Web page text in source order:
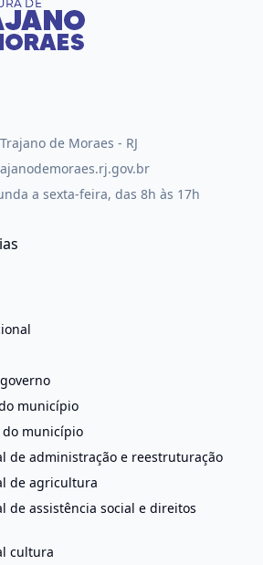
de Moraes - RJ
a sexta-feira, das 8h às 17h
município
município
de administração e reestruturação
de agricultura
de assistência social e direitos
cultura